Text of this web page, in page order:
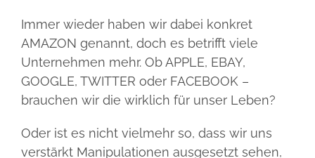
Termine
Immer wieder haben wir dabei konkret
AMAZON genannt, doch es betrifft viele
Unternehmen mehr. Ob APPLE, EBAY,
GOOGLE, TWITTER oder FACEBOOK –
brauchen wir die wirklich für unser Leben?
Oder ist es nicht vielmehr so, dass wir uns
verstärkt Manipulationen ausgesetzt sehen,